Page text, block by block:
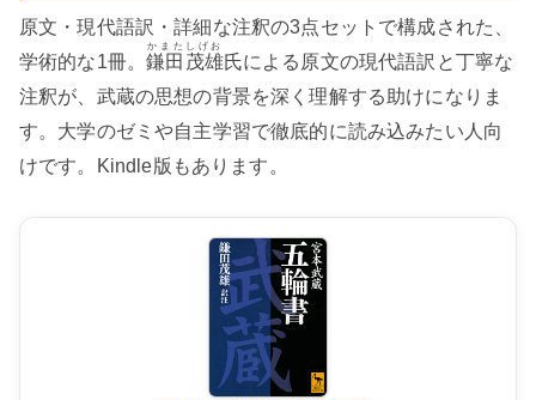
原文・現代語訳・詳細な注釈の3点セットで構成された、
学術的な1冊。鎌田茂雄
かまたしげお
氏による原文の現代語訳と丁寧な
注釈が、武蔵の思想の背景を深く理解する助けになりま
す。大学のゼミや自主学習で徹底的に読み込みたい人向
けです。Kindle版もあります。